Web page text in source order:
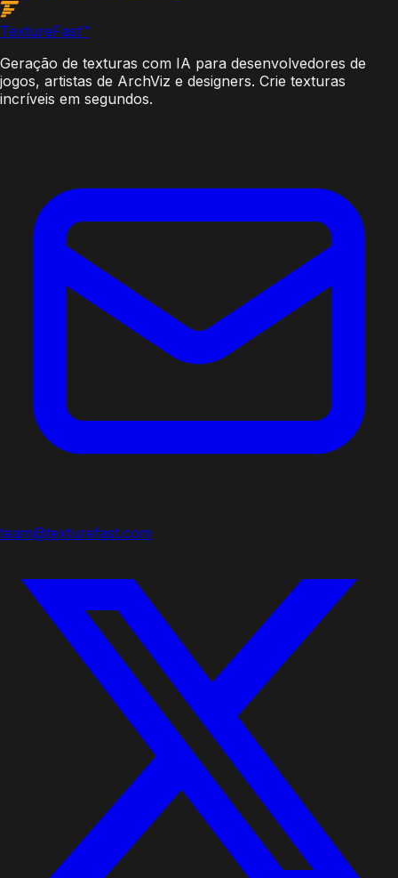
TextureFast™
Geração de texturas com IA para desenvolvedores de
jogos, artistas de ArchViz e designers. Crie texturas
incríveis em segundos.
team@texturefast.com